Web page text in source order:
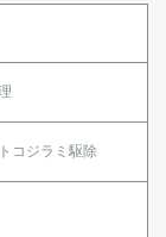
コジラミ駆除